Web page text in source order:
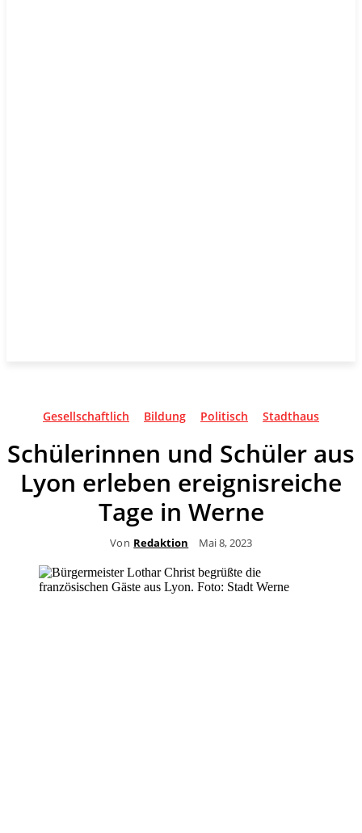
Gesellschaftlich Bildung Politisch Stadthaus
Schülerinnen und Schüler aus
Lyon erleben ereignisreiche
Tage in Werne
Von Redaktion Mai 8, 2023